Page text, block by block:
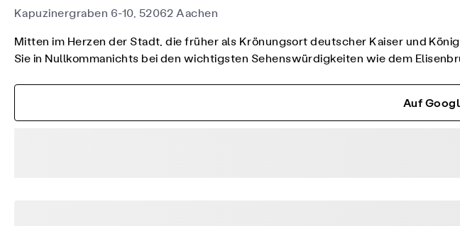
Kapuzinergraben 6-10, 52062 Aachen
Mitten im Herzen der Stadt, die früher als Krönungsort deutscher Kaiser und
Sie in Nullkommanichts bei den wichtigsten Sehenswürdigkeiten wie dem
Auf